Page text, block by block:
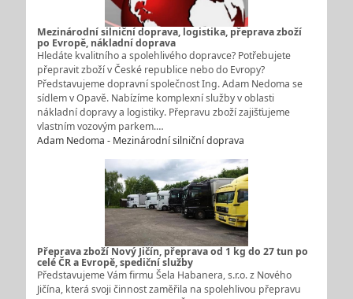
Mezinárodní silniční doprava, logistika, přeprava zboží
po Evropě, nákladní doprava
Hledáte kvalitního a spolehlivého dopravce? Potřebujete
přepravit zboží v České republice nebo do Evropy?
Představujeme dopravní společnost Ing. Adam Nedoma se
sídlem v Opavě. Nabízíme komplexní služby v oblasti
nákladní dopravy a logistiky. Přepravu zboží zajišťujeme
vlastním vozovým parkem.…
Adam Nedoma - Mezinárodní silniční doprava
Přeprava zboží Nový Jičín, přeprava od 1 kg do 27 tun po
celé ČR a Evropě, spediční služby
Představujeme Vám firmu Šela Habanera, s.r.o. z Nového
Jičína, která svoji činnost zaměřila na spolehlivou přepravu